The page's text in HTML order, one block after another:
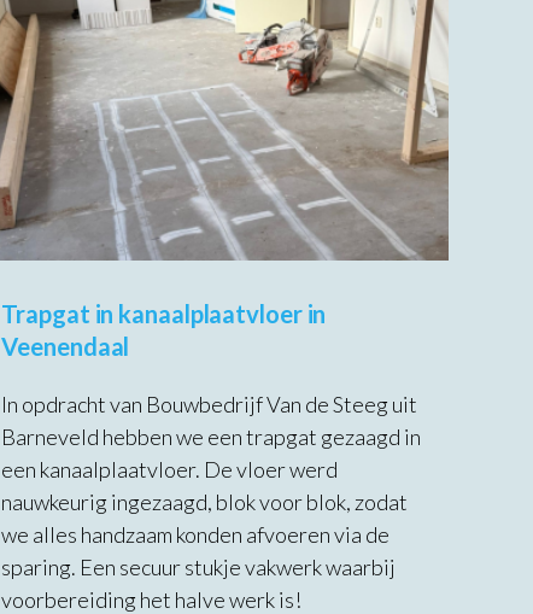
Trapgat in kanaalplaatvloer in
Veenendaal
In opdracht van Bouwbedrijf Van de Steeg uit
Barneveld hebben we een trapgat gezaagd in
een kanaalplaatvloer. De vloer werd
nauwkeurig ingezaagd, blok voor blok, zodat
we alles handzaam konden afvoeren via de
sparing. Een secuur stukje vakwerk waarbij
voorbereiding het halve werk is!